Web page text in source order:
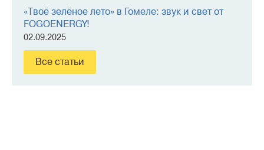
«Твоё зелёное лето» в Гомеле: звук и свет от
FOGOENERGY!
02.09.2025
Все статьи